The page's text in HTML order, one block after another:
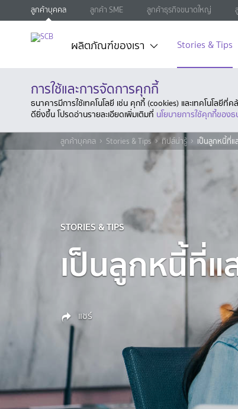
ลูกค้าบุคคล ลูกค้า SME ลูกค้าธุรกิจขนาดใหญ่
ผลิตภัณฑ์ของเรา Stories & Tips
การใช้และการจัดการคุกกี้
ธนาคารมีการใช้เทคโนโลยี เช่น คุกกี้ (cookies) และเทคโนโลยี
ดียิ่งขึ้น โปรดอ่านรายละเอียดเพิ่มเติมที่ นโยบายการใช้คุกกี้ของ
ลูกค้าบุคคล Stories & Tips ทิปส์น่ารู้ เป็นลูกหนี้ที่
STORIES & TIPS
เป็นลูกหนี้ที่
แชร์